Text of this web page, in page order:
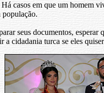
casos em que um homem
seus documentos,
cidadania turca se eles